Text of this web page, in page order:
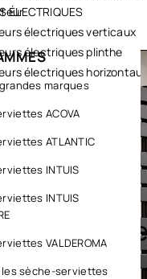
électriques verticaux
électriques plinthe
électriques horizontaux
ÉLECTRIQUES
marques
ACOVA
ATLANTIC
INTUIS
INTUIS
VALDEROMA
sèche-serviettes
serviette